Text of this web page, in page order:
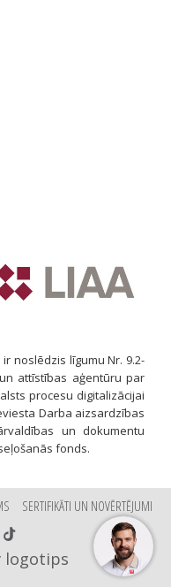
ir noslēdzis līgumu Nr. 9.2-
attīstības aģentūru par
procesu digitalizācijai
Darba aizsardzības
un dokumentu
fonds.
SERTIFIKĀTI UN NOVĒRTĒJUMI